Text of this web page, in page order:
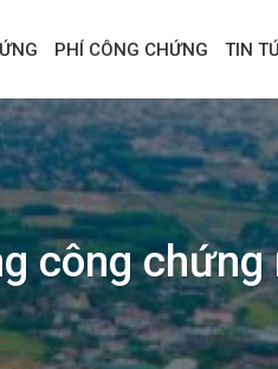
PHÍ CÔNG CHỨNG TIN
công chứng